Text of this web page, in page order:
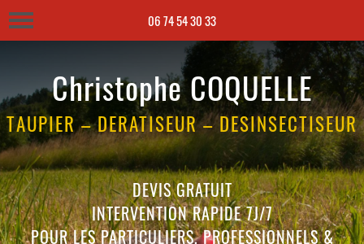
06 74 54 30 33
Christophe COQUELLE
TAUPIER – DERATISEUR – DESINSECTISEUR
DEVIS GRATUIT
INTERVENTION RAPIDE 7J/7
POUR LES PARTICULIERS, PROFESSIONNELS &